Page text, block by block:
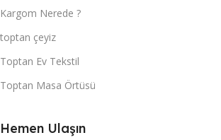
Kargom Nerede ?
toptan çeyiz
Toptan Ev Tekstil
Toptan Masa Örtüsü
Hemen Ulaşın